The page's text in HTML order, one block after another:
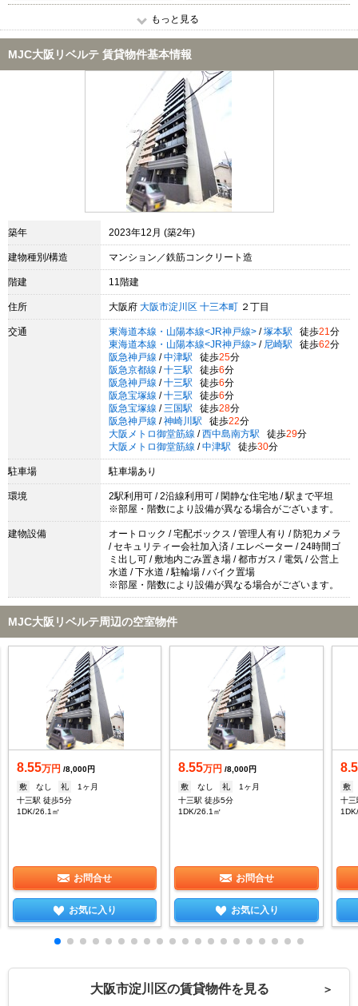
もっと見る
MJC大阪リベルテ 賃貸物件基本情報
築年 2023年12月 (築2年)
建物種別/構造 マンション／鉄筋コンクリート造
階建 11階建
住所 大阪府 大阪市淀川区 十三本町 ２丁目
交通 東海道本線・山陽本線<JR神戸線> / 塚本駅 徒歩21 分
東海道本線・山陽本線<JR神戸線> / 尼崎駅 徒歩62分
阪急神戸線 / 中津駅 徒歩25分
阪急京都線 / 十三駅 徒歩6分
阪急神戸線 / 十三駅 徒歩6分
阪急宝塚線 / 十三駅 徒歩6分
阪急宝塚線 / 三国駅 徒歩28分
阪急神戸線 / 神崎川駅 徒歩22分
大阪メトロ御堂筋線 / 西中島南方駅 徒歩29分
大阪メトロ御堂筋線 / 中津駅 徒歩30分
駐車場 駐車場あり
環境
2駅利用可 / 2沿線利用可 / 閑静な住宅地 / 駅まで平坦
※部屋・階数により設備が異なる場合がございます。
建物設備
オートロック / 宅配ボックス / 管理人有り / 防犯カメラ
/ セキュリティー会社加入済 / エレベーター / 24時間ゴ
ミ出し可 / 敷地内ごみ置き場 / 都市ガス / 電気 / 公営上
水道 / 下水道 / 駐輪場 / バイク置場
※部屋・階数により設備が異なる場合がございます。
MJC大阪リベルテ周辺の空室物件
8.55万円 /8,000円
敷
なし 礼
1ヶ月
十三駅 徒歩5分
1DK/26.1㎡
お問合せ
お気に入り
8.55万円 /8,000円
敷
なし 礼
1ヶ月
十三駅 徒歩5分
1DK/26.1㎡
お問合せ
お気に入り
敷
十三
大阪市淀川区の賃貸物件を見る ＞